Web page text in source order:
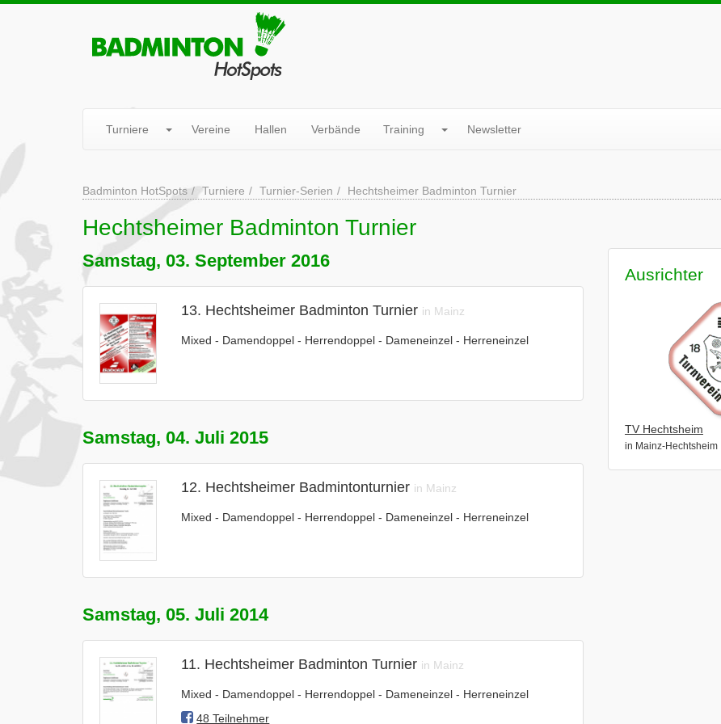
Turniere Vereine Hallen Verbände Training Newsletter
Badminton HotSpots Turniere Turnier-Serien Hechtsheimer Badminton Turnier
Hechtsheimer Badminton Turnier
Samstag, 03. September 2016
13. Hechtsheimer Badminton Turnier in Mainz
Mixed - Damendoppel - Herrendoppel - Dameneinzel - Herreneinzel
Samstag, 04. Juli 2015
12. Hechtsheimer Badmintonturnier in Mainz
Mixed - Damendoppel - Herrendoppel - Dameneinzel - Herreneinzel
Samstag, 05. Juli 2014
11. Hechtsheimer Badminton Turnier in Mainz
Mixed - Damendoppel - Herrendoppel - Dameneinzel - Herreneinzel
48 Teilnehmer
Ausrichter
TV Hechtsheim
in Mainz-Hechtsheim